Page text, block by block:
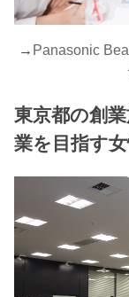
→ Panasonic
東京都の創
業を目指す